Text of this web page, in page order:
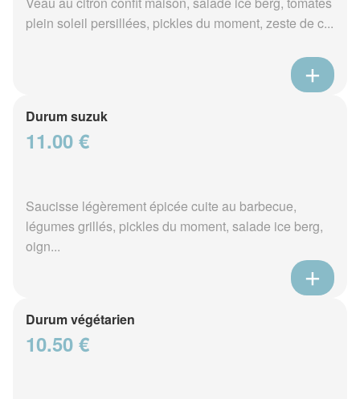
plein soleil persillées, pickles du moment, zeste de c...
Durum suzuk
11.00 €
Saucisse légèrement épicée cuite au barbecue,
légumes grillés, pickles du moment, salade ice berg,
oign...
Durum végétarien
10.50 €